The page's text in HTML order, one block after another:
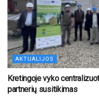
AKTUALIJOS
Kretingoje vyko
partnerių susitikimas